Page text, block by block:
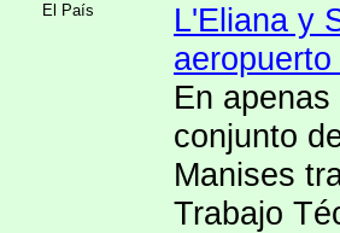
El País
L'Eliana y
En
conjunto
Manises
Trabajo